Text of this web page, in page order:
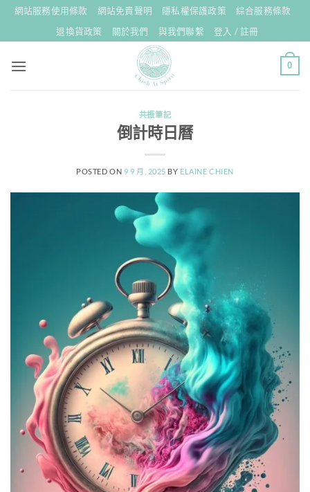
Skip
content
網站服務使用條款 網站免責聲明 隱私權保護政策
綜合服務條款
退換貨政策
關於我們 與我們聯繫 登入 / 註冊
0
共振筆記
倒計時日曆
POSTED ON 9 9 月, 2025 BY ELAINE CHIEN